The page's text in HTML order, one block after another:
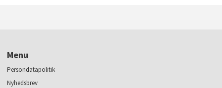
Menu
Persondatapolitik
Nyhedsbrev